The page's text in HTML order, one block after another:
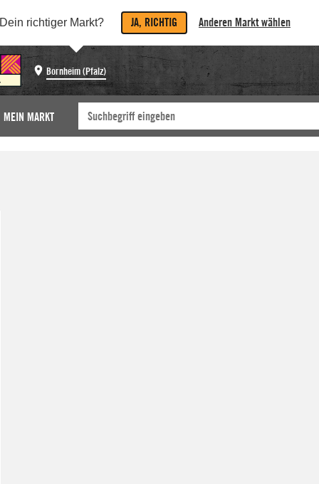
Dein richtiger Markt? JA, RICHTIG Anderen Markt wählen
Bornheim (Pfalz)
MEIN MARKT